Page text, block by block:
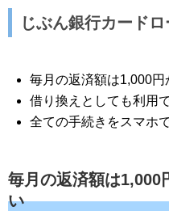
じぶん銀行カード
毎月の返済額は1,000
借り換えとしても利用
全ての手続きをスマホ
毎月の返済額は1,000
い